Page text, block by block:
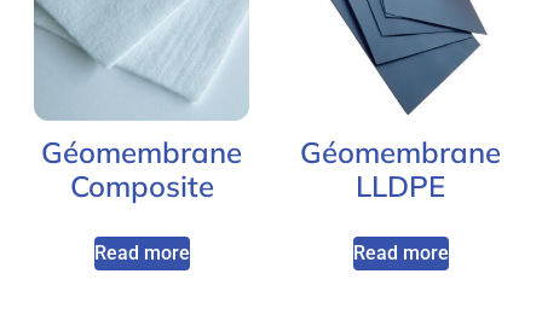
Géomembrane
Composite
Read more
Géomembrane
LLDPE
Read more